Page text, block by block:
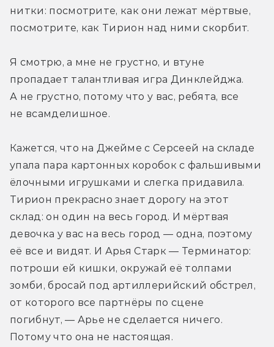
нитки: посмотрите, как они лежат мёртвые,
посмотрите, как Тирион над ними скорбит.
Я смотрю, а мне не грустно, и втуне
пропадает талантливая игра Динклейджа.
А не грустно, потому что у вас, ребята, все
не всамделишное.
Кажется, что на Джейме с Серсеей на складе
упала пара картонных коробок с фальшивыми
ёлочными игрушками и слегка придавила.
Тирион прекрасно знает дорогу на этот
склад: он один на весь город. И мёртвая
девочка у вас на весь город — одна, поэтому
её все и видят. И Арья Старк — Терминатор:
потроши ей кишки, окружай её толпами
зомби, бросай под артиллерийский обстрел,
от которого все партнёры по сцене
погибнут, — Арье не сделается ничего.
Потому что она не настоящая.